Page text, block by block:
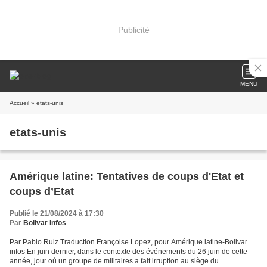
Publicité
MENU
Accueil » etats-unis
etats-unis
Amérique latine: Tentatives de coups d'Etat et
coups d’Etat
Publié le 21/08/2024 à 17:30
Par Bolivar Infos
Par Pablo Ruiz Traduction Françoise Lopez, pour Amérique latine-Bolivar
infos En juin dernier, dans le contexte des événements du 26 juin de cette
année, jour où un groupe de militaires a fait irruption au siège du